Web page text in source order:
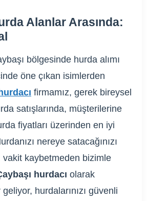
Alanlar Arasında:
bölgesinde hurda alımı
öne çıkan isimlerden
firmamız, gerek bireysel
satışlarında, müşterilerine
fiyatları üzerinden en iyi
nereye satacağınızı
vakit kaybetmeden bizimle
hurdacı olarak
hurdalarınızı güvenli